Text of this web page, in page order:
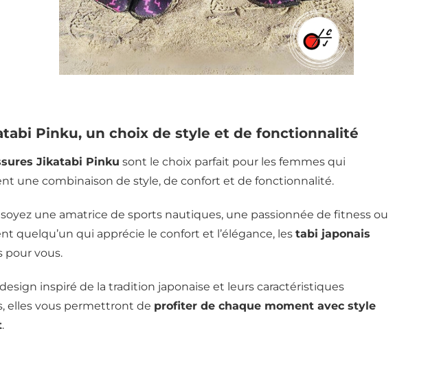
Pinku, un choix de style et de fonctionnalité
Jikatabi Pinku sont le choix parfait pour les femmes qui
une combinaison de style, de confort et de fonctionnalité.
une amatrice de sports nautiques, une passionnée de fitness ou
quelqu’un qui apprécie le confort et l’élégance, lestabi japonais
pour vous.
inspiré de la tradition japonaise et leurs caractéristiques
elles vous permettront de profiter de chaque moment avec style
.